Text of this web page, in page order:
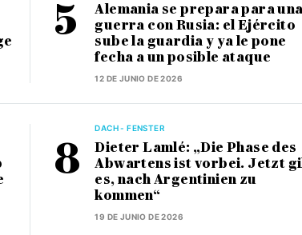
Alemania se prepara para una
guerra con Rusia: el Ejército
sube la guardia y ya le pone
fecha a un posible ataque
12 DE JUNIO DE 2026
DACH - FENSTER
Dieter Lamlé: „Die Phase des
Abwartens ist vorbei. Jetzt
es, nach Argentinien zu
kommen“
19 DE JUNIO DE 2026